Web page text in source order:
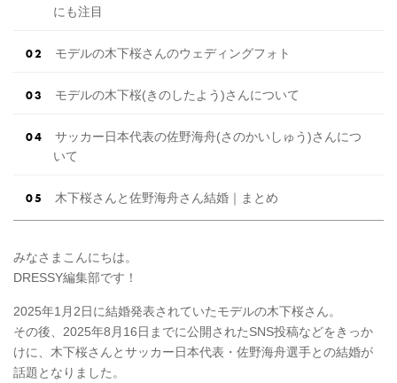
にも注目
モデルの木下桜さんのウェディングフォト
モデルの木下桜(きのしたよう)さんについて
サッカー日本代表の佐野海舟(さのかいしゅう)さんにつ
いて
木下桜さんと佐野海舟さん結婚｜まとめ
みなさまこんにちは。
DRESSY編集部です！
2025年1月2日に結婚発表されていたモデルの木下桜さん。
その後、2025年8月16日までに公開されたSNS投稿などをきっか
けに、木下桜さんとサッカー日本代表・佐野海舟選手との結婚が
話題となりました。